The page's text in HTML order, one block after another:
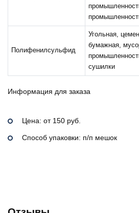
Полифенилсульфид
Угольная,
бумажная,
сушилки
Информация для заказа
Цена: от 150 руб.
Способ упаковки: п/п мешок